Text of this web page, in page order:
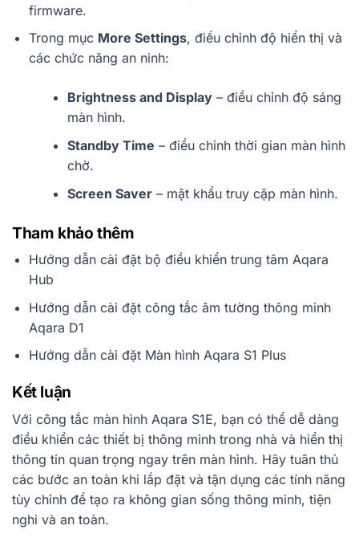
firmware.
Trong mục More Settings, điều chỉnh độ hiển thị và
các chức năng an ninh:
Brightness and Display– điều chỉnh độ sáng
màn hình.
Standby Time – điều chỉnh thời gian màn hình
chờ.
Screen Saver– mật khẩu truy cập màn hình.
Tham khảo thêm
Hướng dẫn cài đặt bộ điều khiển trung tâm Aqara
Hub
Hướng dẫn cài đặt công tắc âm tường thông minh
Aqara D1
Hướng dẫn cài đặt Màn hình Aqara S1 Plus
Kết luận
Với công tắc màn hình Aqara S1E, bạn có thể dễ dàng
điều khiển các thiết bị thông minh trong nhà và hiển thị
thông tin quan trọng ngay trên màn hình. Hãy tuân thủ
các bước an toàn khi lắp đặt và tận dụng các tính năng
tùy chỉnh để tạo ra không gian sống thông minh, tiện
nghi và an toàn.